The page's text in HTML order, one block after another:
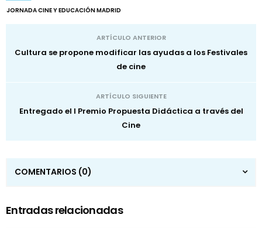
JORNADA CINE Y EDUCACIÓN MADRID
ARTÍCULO ANTERIOR
Cultura se propone modificar las ayudas a los Festivales
de cine
ARTÍCULO SIGUIENTE
Entregado el I Premio Propuesta Didáctica a través del
Cine
COMENTARIOS (0)
Entradas relacionadas